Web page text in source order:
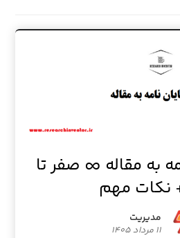
به مقاله ∞ صفر تا
مدیریت
۱۱ مرداد ۱۴۰۵